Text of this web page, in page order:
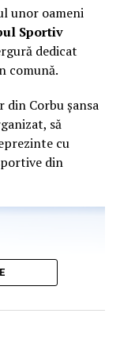
cicliști
noaptea?O
a fi văzut și a
doar că te
Lezyne sunt
Alege
unor oameni
Sportiv
dedicat
comună.
Corbu șansa
să
cu
din